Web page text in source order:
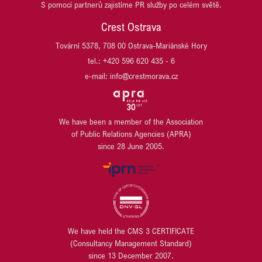
SCHNEIDER ELECTRIC
UBM DEVELOPMENT CZECHIA
VARYÁDA KARLOVY VARY
ZEITGEIST ASSET MANAGEMENT / ZEITRAUM
ITT OSTRAVA
JRD/JRD GROUP
KB PENZIJNÍ SPOLEČNOST
LIEGL & DACHSER
LINDE MATERIAL HANDLING
MANSITO DEVELOPMENT
MILLENIUM TECHNOLOGIES
MODRÁ PYRAMIDA STAVEBNÍ SPOŘITELNA
S pomocí partnerů zajistíme PR služby po celém světě.
Crest Ostrava
Tovární 5378, 708 00 Ostrava-Mariánské Hory
tel.: +420 596 620 435 - 6
e-mail: info@crestmorava.cz
We have been a member of the Association
of Public Relations Agencies (APRA)
since 28 June 2005.
We have held the CMS 3 CERTIFICATE
(Consultancy Management Standard)
since 13 December 2007.